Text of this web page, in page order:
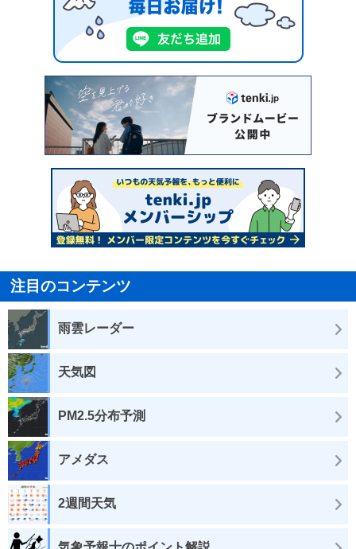
注目のコンテンツ
雨雲レーダー
天気図
PM2.5分布予測
アメダス
2週間天気